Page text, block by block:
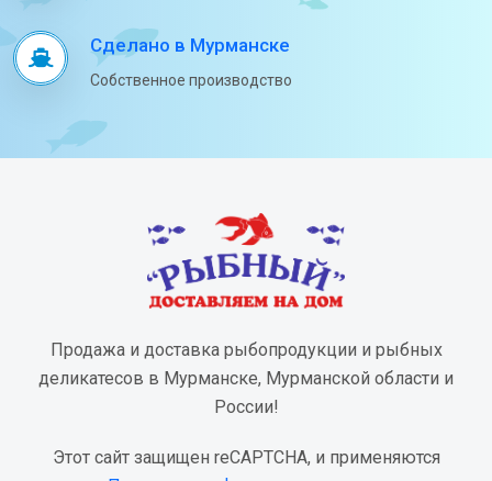
Сделано в Мурманске
Собственное производство
Продажа и доставка рыбопродукции и рыбных
деликатесов в Мурманске, Мурманской области и
России!
Этот сайт защищен reCAPTCHA, и применяются